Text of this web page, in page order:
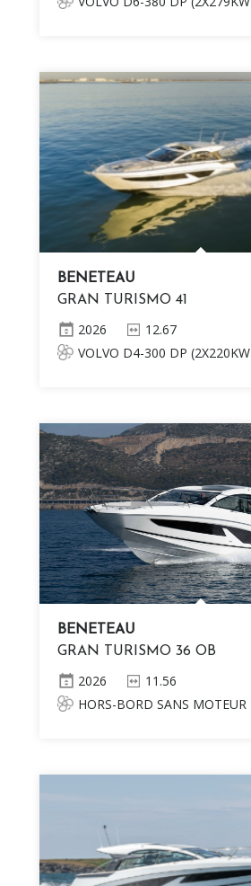
BENETEAU
GRAN TURISMO 41
2026
12.67
VOLVO D4-300 DP
BENETEAU
GRAN TURISMO 36 OB
2026
11.56
HORS-BORD SANS MOTEUR